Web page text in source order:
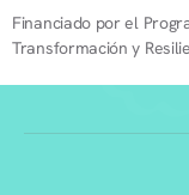
Financiado por el
Transformación y